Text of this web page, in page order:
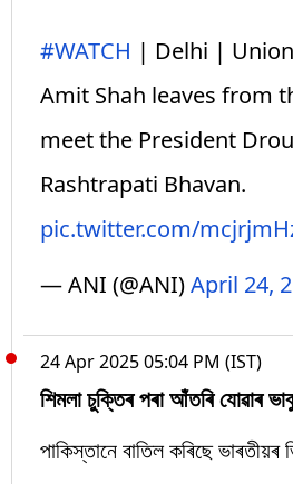
#WATCH | Delhi |
Amit Shah leaves from
meet the President
Rashtrapati Bhavan.
pic.twitter.com/
— ANI (@ANI)April 24,
24 Apr 2025 05:04 PM (IST)
শিমলা চুক্তিৰ পৰা আঁতৰি যোৱাৰ
পাকিস্তানে বাতিল কৰিছে